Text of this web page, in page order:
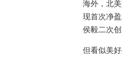
海外，北
现首次净
侯毅二次
但看似美